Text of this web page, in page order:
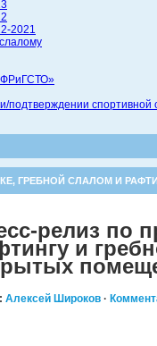
2021
спортивной
, ГРЕБНОЙ СЛАЛОМ И
релиз по
и
Алексей Широков ·